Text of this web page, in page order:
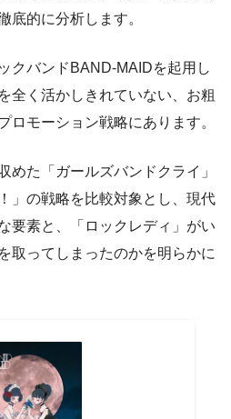
底的に分析します。
クバンドBAND-MAIDを起用し
全く活かしきれていない、お粗
ロモーション戦略にあります。
めた「ガールズバンドクライ」
」の戦略を比較対象とし、現代
要素と、「ロックレディ」がい
取ってしまったのかを明らかに